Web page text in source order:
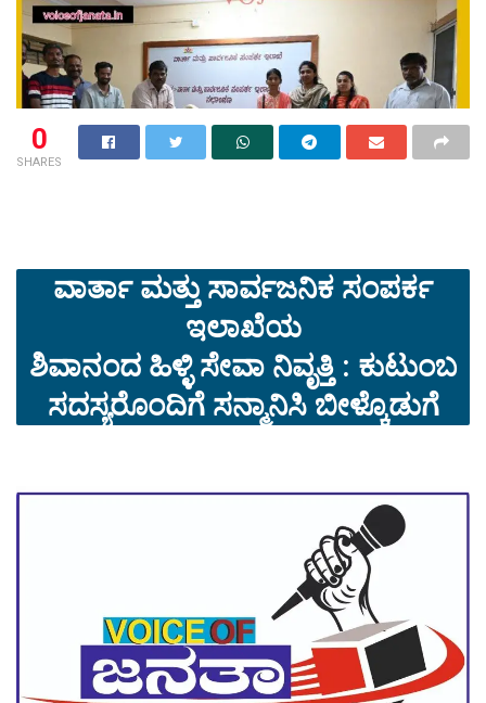
0
SHARES
ವಾರ್ತಾ ಮತ್ತು ಸಾರ್ವಜನಿಕ ಸಂಪರ್ಕ
ಇಲಾಖೆಯ
ಶಿವಾನಂದ ಹಿಳ್ಳಿ ಸೇವಾ ನಿವೃತ್ತಿ : ಕುಟುಂಬ
ಸದಸ್ಯರೊಂದಿಗೆ ಸನ್ಮಾನಿಸಿ ಬೀಳ್ಕೊಡುಗೆ